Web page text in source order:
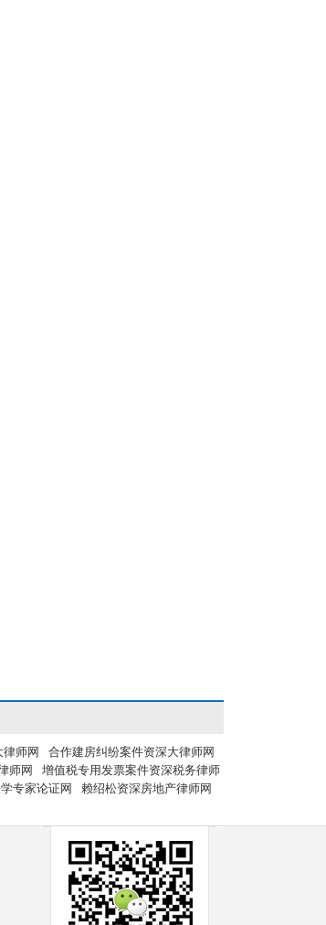
师网
合作建房纠纷案件资深大律师网
师网
增值税专用发票案件资深税务律师
专家论证网
赖绍松资深房地产律师网